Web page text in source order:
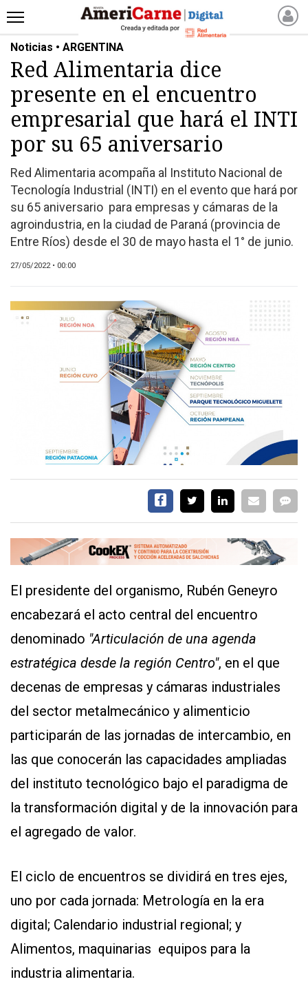
INICIO
NOTICIAS RECIENTES
NOTICIAS
ARTICULOS
PRODUCCIÓN
PROCESO
PRODUCTO
NUEVOS PRODUCTOS
MARKETPLACE
REVISTAS
DE CARNE VACUNA
EVENTOS Y
CAPACITACIONES
CALENDARIO
TEMAS DESTACADOS
FRIGORIFICO
AGRO
CONCURSO
PREMIO
AYUDA
TÉRMINOS
Y
CONDICIONES
DE
PRIVACIDAD
SITIO
SOMOS
Noticias • ARGENTINA
Red Alimentaria dice
presente en el encuentro
empresarial que hará el INTI
por su 65 aniversario
Red Alimentaria acompaña al Instituto Nacional de
Tecnología Industrial (INTI) en el evento que hará por
su 65 aniversario para empresas y cámaras de la
agroindustria, en la ciudad de Paraná (provincia de
Entre Ríos) desde el 30 de mayo hasta el 1° de junio.
27/05/2022 • 00:00
El presidente del organismo, Rubén Geneyro
encabezará el acto central del encuentro
denominado "Articulación de una agenda
estratégica desde la región Centro", en el que
decenas de empresas y cámaras industriales
del sector metalmecánico y alimenticio
participarán de las jornadas de intercambio, en
las que conocerán las capacidades ampliadas
del instituto tecnológico bajo el paradigma de
la transformación digital y de la innovación para
el agregado de valor.
El ciclo de encuentros se dividirá en tres ejes,
uno por cada jornada: Metrología en la era
digital; Calendario industrial regional; y
Alimentos, maquinarias equipos para la
industria alimentaria.